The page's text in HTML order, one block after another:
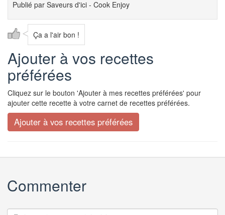
Publié par Saveurs d'ici - Cook Enjoy
Ça a l'air bon !
Ajouter à vos recettes
préférées
Cliquez sur le bouton 'Ajouter à mes recettes préférées' pour
ajouter cette recette à votre carnet de recettes préférées.
Commenter